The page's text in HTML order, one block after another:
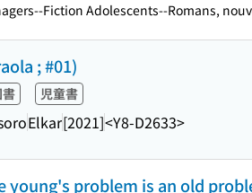
Fiction Adolescents--Romans,
; #01)
書 児童書
Elkar[2021]<Y8-D2633>
young's problem is an old